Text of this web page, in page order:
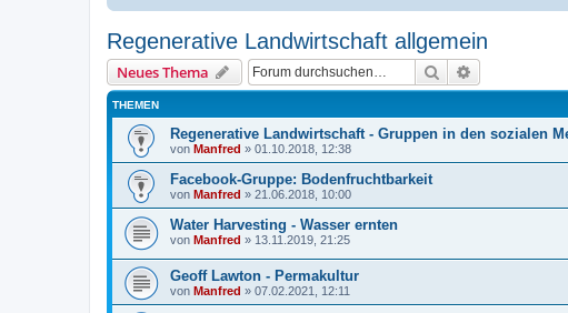
Regenerative Landwirtschaft allgemein
Neues Thema Suche
THEMEN
Regenerative Landwirtschaft - Gruppen in den sozialen
von Manfred » 01.10.2018, 12:38
Facebook-Gruppe: Bodenfruchtbarkeit
von Manfred » 21.06.2018, 10:00
Water Harvesting - Wasser ernten
von Manfred » 13.11.2019, 21:25
Geoff Lawton - Permakultur
von Manfred » 07.02.2021, 12:11